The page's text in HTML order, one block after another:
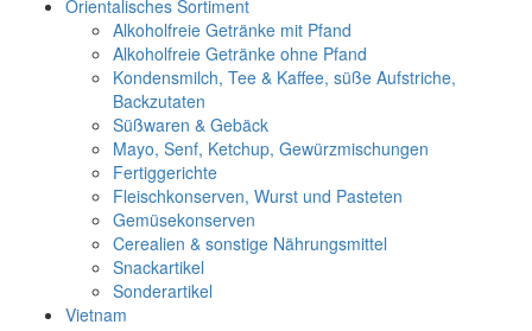
Orientalisches Sortiment
Alkoholfreie Getränke mit Pfand
Alkoholfreie Getränke ohne Pfand
Kondensmilch, Tee & Kaffee, süße Aufstriche,
Backzutaten
Süßwaren & Gebäck
Mayo, Senf, Ketchup, Gewürzmischungen
Fertiggerichte
Fleischkonserven, Wurst und Pasteten
Gemüsekonserven
Cerealien & sonstige Nährungsmittel
Snackartikel
Sonderartikel
Vietnam